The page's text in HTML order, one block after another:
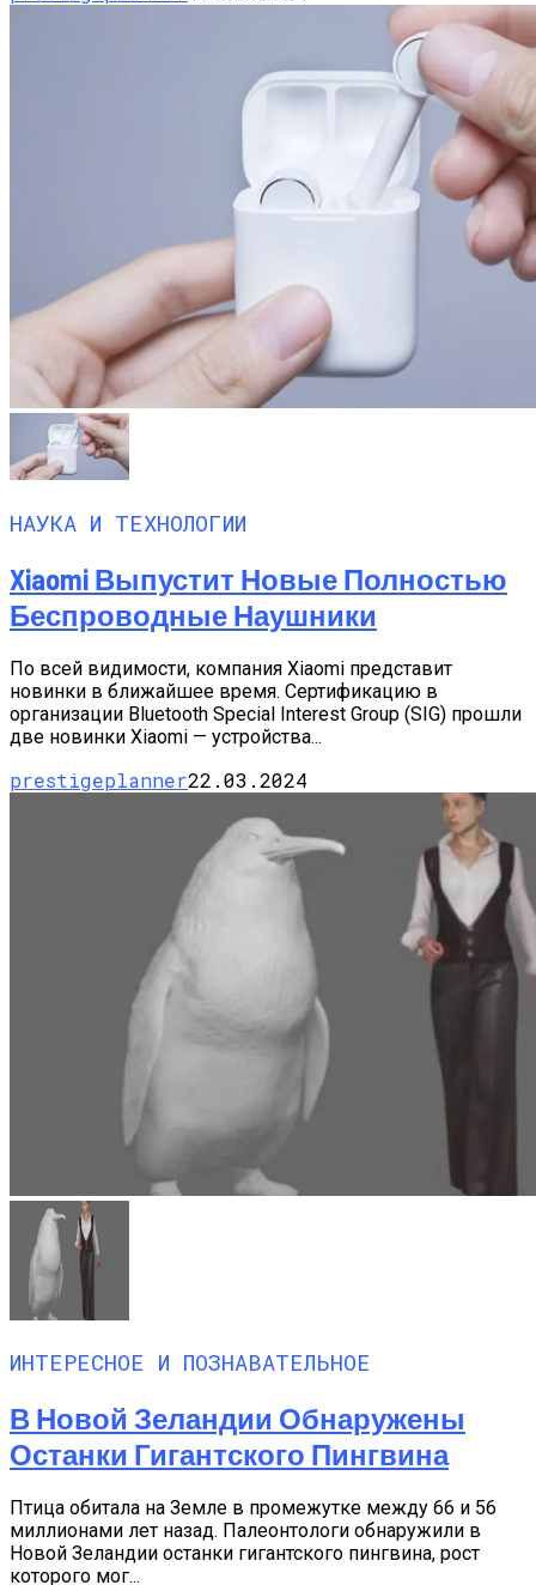
НАУКА И ТЕХНОЛОГИИ
Xiaomi Выпустит Новые Полностью
Беспроводные Наушники
По всей видимости, компания Xiaomi представит
новинки в ближайшее время. Сертификацию в
организации Bluetooth Special Interest Group (SIG) прошли
две новинки Xiaomi — устройства...
prestigeplanner22.03.2024
ИНТЕРЕСНОЕ И ПОЗНАВАТЕЛЬНОЕ
В Новой Зеландии Обнаружены
Останки Гигантского Пингвина
Птица обитала на Земле в промежутке между 66 и 56
миллионами лет назад. Палеонтологи обнаружили в
Новой Зеландии останки гигантского пингвина, рост
которого мог...